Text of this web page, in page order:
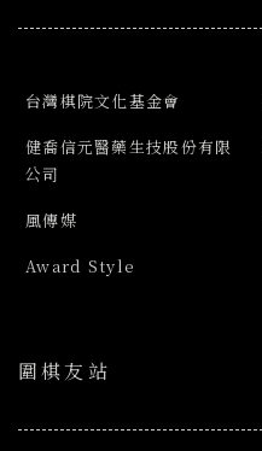
台灣棋院文化基金會
健喬信元醫藥生技股份有限
公司
風傳媒
Award Style
圍棋友站